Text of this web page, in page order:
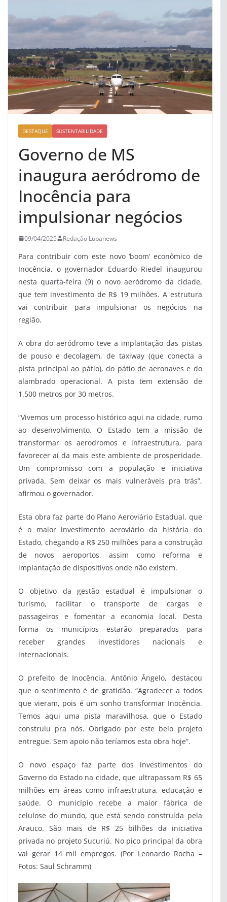
DESTAQUE SUSTENTABILIDADE
Governo de MS
inaugura aeródromo de
Inocência para
impulsionar negócios
09/04/2025 Redação Lupanews
Para contribuir com este novo ‘boom’ econômico de
Inocência, o governador Eduardo Riedel inaugurou
nesta quarta-feira (9) o novo aeródromo da cidade,
que tem investimento de R$ 19 milhões. A estrutura
vai contribuir para impulsionar os negócios na
região.
A obra do aeródromo teve a implantação das pistas
de pouso e decolagem, de taxiway (que conecta a
pista principal ao pátio), do pátio de aeronaves e do
alambrado operacional. A pista tem extensão de
1.500 metros por 30 metros.
“Vivemos um processo histórico aqui na cidade, rumo
ao desenvolvimento. O Estado tem a missão de
transformar os aerodromos e infraestrutura, para
favorecer aí da mais este ambiente de prosperidade.
Um compromisso com a população e iniciativa
privada. Sem deixar os mais vulneráveis pra trás”,
afirmou o governador.
Esta obra faz parte do Plano Aeroviário Estadual, que
é o maior investimento aeroviário da história do
Estado, chegando a R$ 250 milhões para a construção
de novos aeroportos, assim como reforma e
implantação de dispositivos onde não existem.
O objetivo da gestão estadual é impulsionar o
turismo, facilitar o transporte de cargas e
passageiros e fomentar a economia local. Desta
forma os municípios estarão preparados para
receber grandes investidores nacionais e
internacionais.
O prefeito de Inocência, Antônio Ângelo, destacou
que o sentimento é de gratidão. “Agradecer a todos
que vieram, pois é um sonho transformar Inocência.
Temos aqui uma pista maravilhosa, que o Estado
construiu pra nós. Obrigado por este belo projeto
entregue. Sem apoio não teríamos esta obra hoje”.
O novo espaço faz parte dos investimentos do
Governo do Estado na cidade, que ultrapassam R$ 65
milhões em áreas como infraestrutura, educação e
saúde. O município recebe a maior fábrica de
celulose do mundo, que está sendo construída pela
Arauco. São mais de R$ 25 bilhões da iniciativa
privada no projeto Sucuriú. No pico principal da obra
vai gerar 14 mil empregos. (Por Leonardo Rocha –
Fotos: Saul Schramm)